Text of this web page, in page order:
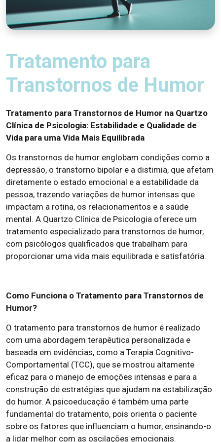
Tratamento para
Transtornos de Humor
Tratamento para Transtornos de Humor na Quartzo
Clínica de Psicologia: Estabilidade e Qualidade de
Vida para uma Vida Mais Equilibrada
Os transtornos de humor englobam condições como a
depressão, o transtorno bipolar e a distimia, que afetam
diretamente o estado emocional e a estabilidade da
pessoa, trazendo variações de humor intensas que
impactam a rotina, os relacionamentos e a saúde
mental. A Quartzo Clínica de Psicologia oferece um
tratamento especializado para transtornos de humor,
com psicólogos qualificados que trabalham para
proporcionar uma vida mais equilibrada e satisfatória.
Como Funciona o Tratamento para Transtornos de
Humor?
O tratamento para transtornos de humor é realizado
com uma abordagem terapêutica personalizada e
baseada em evidências, como a Terapia Cognitivo-
Comportamental (TCC), que se mostrou altamente
eficaz para o manejo de emoções intensas e para a
construção de estratégias que ajudam na estabilização
do humor. A psicoeducação é também uma parte
fundamental do tratamento, pois orienta o paciente
sobre os fatores que influenciam o humor, ensinando-o
a lidar melhor com as oscilações emocionais.